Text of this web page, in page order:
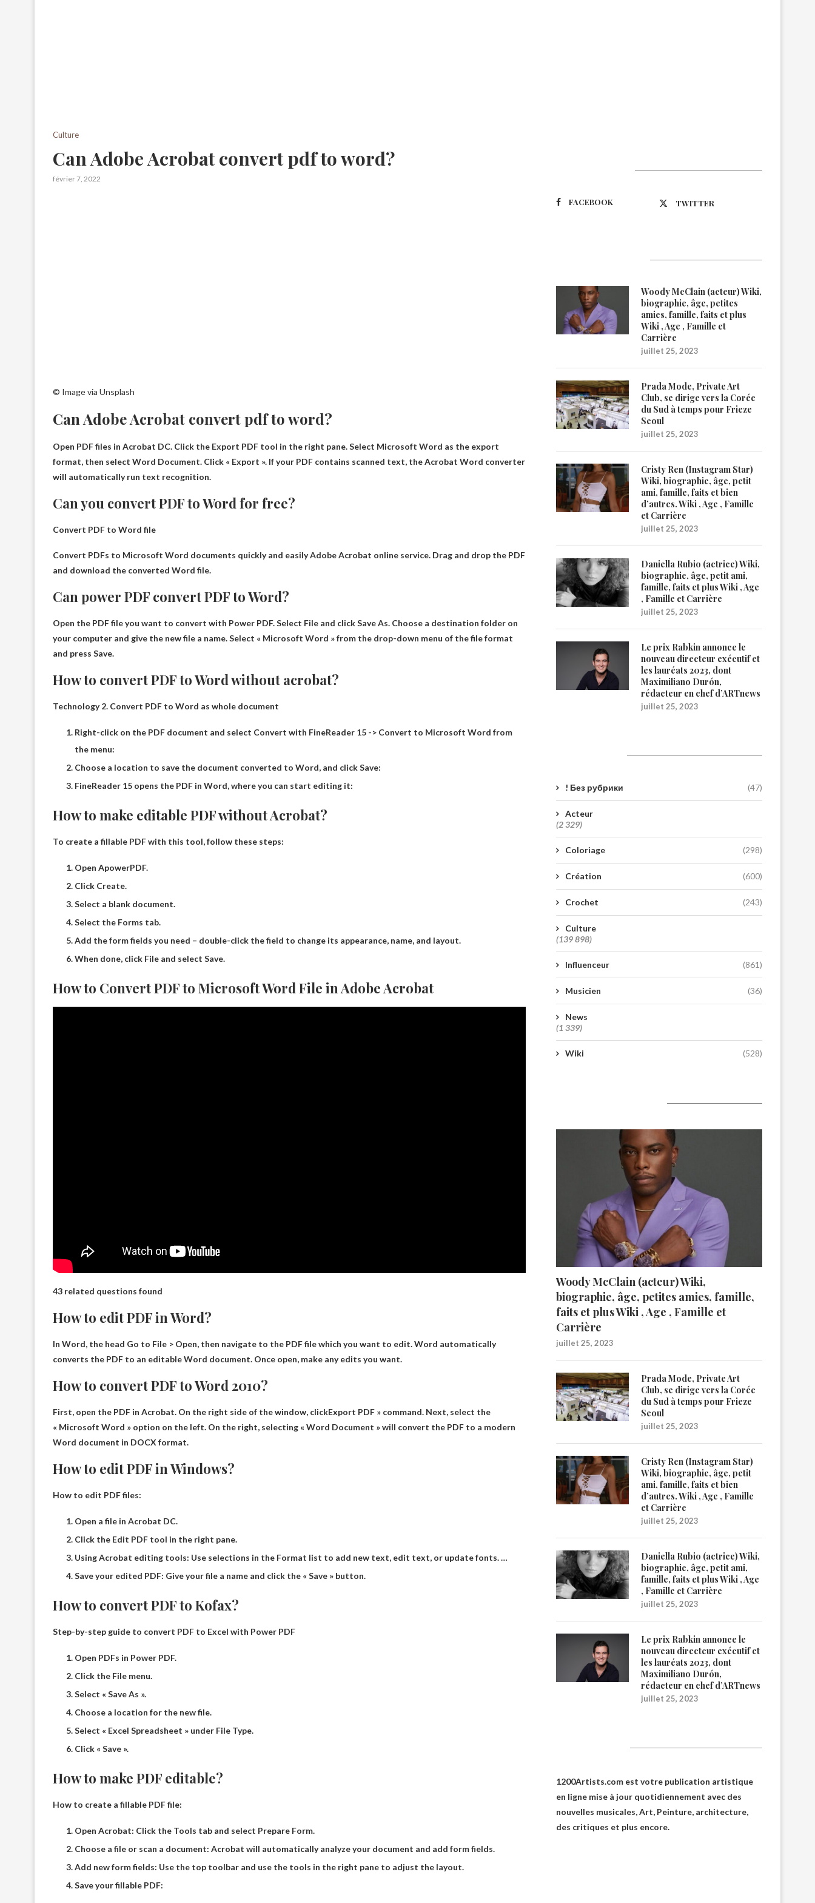
Culture
Can Adobe Acrobat convert pdf to word?
février 7, 2022
© Image via Unsplash
Can Adobe Acrobat convert pdf to word?
Open PDF files in Acrobat DC. Click the Export PDF tool in the right pane. Select Microsoft Word as the export
format, then select Word Document. Click « Export ». If your PDF contains scanned text, the Acrobat Word converter
will automatically run text recognition.
Can you convert PDF to Word for free?
Convert PDF to Word file
Convert PDFs to Microsoft Word documents quickly and easilyAdobe Acrobat online service. Drag and drop the PDF
and download the converted Word file.
Can power PDF convert PDF to Word?
Open the PDF file you want to convert with Power PDF. Select File and click Save As. Choose a destination folder on
your computer and give the new file a name. Select « Microsoft Word » from the drop-down menu of the file format
and press Save.
How to convert PDF to Word without acrobat?
Technology 2. Convert PDF to Word as whole document
Right-click on the PDF document and select Convert with FineReader 15 -> Convert to Microsoft Word from
the menu:
Choose a location to save the document converted to Word, and click Save:
FineReader 15 opens the PDF in Word, where you can start editing it:
How to make editable PDF without Acrobat?
To create a fillable PDF with this tool, follow these steps:
Open ApowerPDF.
Click Create.
Select a blank document.
Select the Forms tab.
Add the form fields you need – double-click the field to change its appearance, name, and layout.
When done, click File and select Save.
How to Convert PDF to Microsoft Word File in Adobe Acrobat
43 related questions found
How to edit PDF in Word?
In Word, the head Go to File > Open, then navigate to the PDF filewhich you want to edit. Word automatically
converts the PDF to an editable Word document. Once open, make any edits you want.
How to convert PDF to Word 2010?
First, open the PDF in Acrobat. On the right side of the window, clickExport PDF » command. Next, select the
« Microsoft Word » option on the left. On the right, selecting « Word Document » will convert the PDF to a modern
Word document in DOCX format.
How to edit PDF in Windows?
How to edit PDF files:
Open a file in Acrobat DC.
Click the Edit PDF tool in the right pane.
Using Acrobat editing tools: Use selections in the Format list to add new text, edit text, or update fonts. …
Save your edited PDF: Give your file a name and click the « Save » button.
How to convert PDF to Kofax?
Step-by-step guide to convert PDF to Excel with Power PDF
Open PDFs in Power PDF.
Click the File menu.
Select « Save As ».
Choose a location for the new file.
Select « Excel Spreadsheet » under File Type.
Click « Save ».
How to make PDF editable?
How to create a fillable PDF file:
Open Acrobat: Click the Tools tab and select Prepare Form.
Choose a file or scan a document: Acrobat will automatically analyze your document and add form fields.
Add new form fields: Use the top toolbar and use the tools in the right pane to adjust the layout.
Save your fillable PDF:
FACEBOOK TWITTER
Woody McClain (acteur) Wiki,
biographie, âge, petites
amies, famille, faits et plus
Wiki , Age , Famille et
Carrière
juillet 25, 2023
Prada Mode, Private Art
Club, se dirige vers la Corée
du Sud à temps pour Frieze
Seoul
juillet 25, 2023
Cristy Ren (Instagram Star)
Wiki, biographie, âge, petit
ami, famille, faits et bien
d’autres. Wiki , Age , Famille
et Carrière
juillet 25, 2023
Daniella Rubio (actrice) Wiki,
biographie, âge, petit ami,
famille, faits et plus Wiki , Age
, Famille et Carrière
juillet 25, 2023
Le prix Rabkin annonce le
nouveau directeur exécutif et
les lauréats 2023, dont
Maximiliano Durón,
rédacteur en chef d’ARTnews
juillet 25, 2023
! Без рубрики (47)
Acteur
(2 329)
Coloriage (298)
Création (600)
Crochet (243)
Culture
(139 898)
Influenceur (861)
Musicien (36)
News
(1 339)
Wiki (528)
Woody McClain (acteur) Wiki,
biographie, âge, petites amies, famille,
faits et plus Wiki , Age , Famille et
Carrière
juillet 25, 2023
Prada Mode, Private Art
Club, se dirige vers la Corée
du Sud à temps pour Frieze
Seoul
juillet 25, 2023
Cristy Ren (Instagram Star)
Wiki, biographie, âge, petit
ami, famille, faits et bien
d’autres. Wiki , Age , Famille
et Carrière
juillet 25, 2023
Daniella Rubio (actrice) Wiki,
biographie, âge, petit ami,
famille, faits et plus Wiki , Age
, Famille et Carrière
juillet 25, 2023
Le prix Rabkin annonce le
nouveau directeur exécutif et
les lauréats 2023, dont
Maximiliano Durón,
rédacteur en chef d’ARTnews
juillet 25, 2023
1200Artists.com est votre publication artistique
en ligne mise à jour quotidiennement avec des
nouvelles musicales, Art, Peinture, architecture,
des critiques et plus encore.